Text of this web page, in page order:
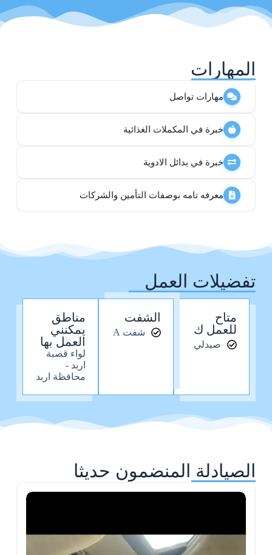
المهارات
مهارات تواصل
خبرة في المكملات الغذائية
خبرة في بدائل الادوية
معرفه تامه بوصفات التأمين والشركات
تفضيلات العمل
متاح
للعمل ك
صيدلي
الشفت
شفت A
مناطق
يمكنني
العمل بها
لواء قصبة
اربد -
محافظة اربد
الصيادلة المنضمون حديثا